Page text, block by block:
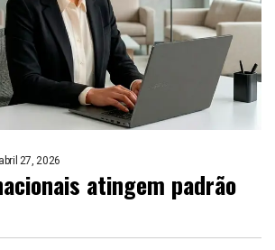
abril 27, 2026
atingem padrão